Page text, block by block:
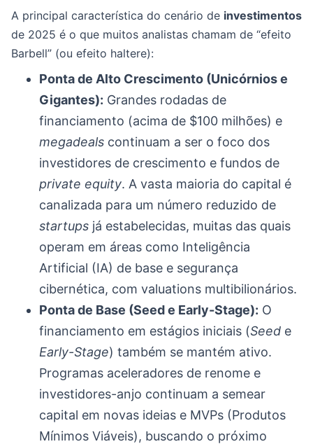
A principal característica do cenário de investimentos
de 2025 é o que muitos analistas chamam de “efeito
Barbell” (ou efeito haltere):
Ponta de Alto Crescimento (Unicórnios e
Gigantes): Grandes rodadas de
financiamento (acima de $100 milhões) e
megadeals continuam a ser o foco dos
investidores de crescimento e fundos de
private equity. A vasta maioria do capital é
canalizada para um número reduzido de
startups já estabelecidas, muitas das quais
operam em áreas como Inteligência
Artificial (IA) de base e segurança
cibernética, com valuations multibilionários.
Ponta de Base (Seed e Early-Stage): O
financiamento em estágios iniciais (Seed e
Early-Stage) também se mantém ativo.
Programas aceleradores de renome e
investidores-anjo continuam a semear
capital em novas ideias e MVPs (Produtos
Mínimos Viáveis), buscando o próximo